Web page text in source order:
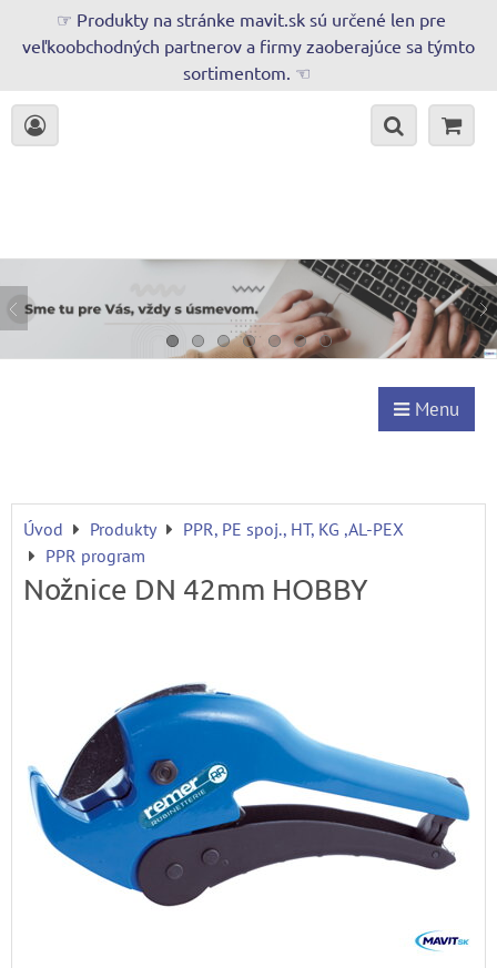
☞ Produkty na stránke mavit.sk sú určené len pre
veľkoobchodných partnerov a firmy zaoberajúce sa týmto
sortimentom. ☜
Menu
Úvod Produkty
PPR, PE spoj., HT, KG ,AL-PEX
PPR program
Nožnice DN 42mm HOBBY